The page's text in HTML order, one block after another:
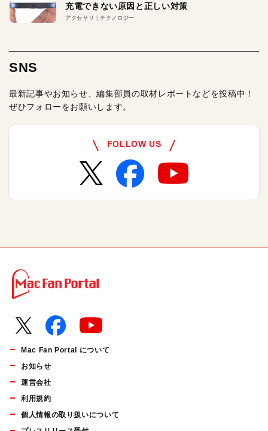
充電できない原因と正しい対策
アクセサリ テクノロジー
SNS
最新記事やお知らせ、編集部員の取材レポートなどを投稿中！
ぜひフォローをお願いします。
FOLLOW US
Mac Fan Portal について
お知らせ
運営会社
利用規約
個人情報の取り扱いについて